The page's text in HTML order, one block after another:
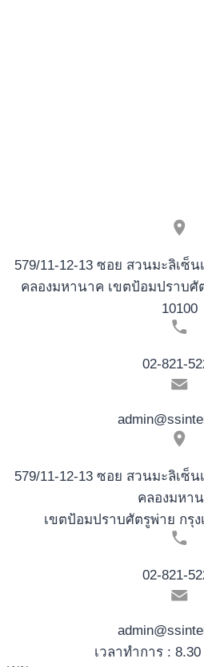
579/11-12-13 ซอย สวนมะลิเซ็น
คลองมหานาค เขตป้อมปราบศั
10100
02-821-
579/11-12-13 ซอย สวนมะลิเซ็น
คลองมหา
เขตป้อมปราบศัตรูพ่าย กรุ
02-821-
เวลาทำการ :